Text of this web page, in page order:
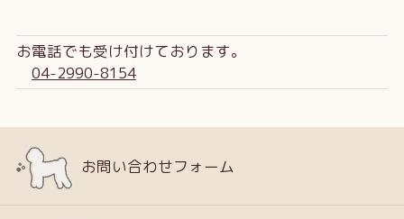
お電話でも受け付けております。
04-2990-8154
お問い合わせフォーム